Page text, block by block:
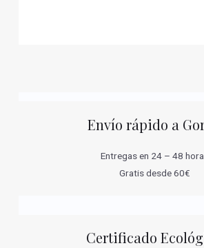
Envío rápido a
Entregas en 24 – 48
Gratis desde 60€
Certificado